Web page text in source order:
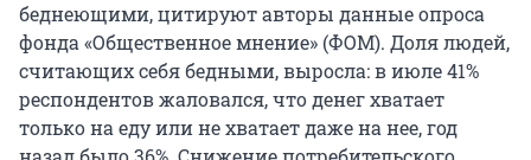
беднеющими, цитируют авторы данные опроса
фонда «Общественное мнение» (ФОМ). Доля людей,
считающих себя бедными, выросла: в июле 41%
респондентов жаловался, что денег хватает
только на еду или не хватает даже на нее, год